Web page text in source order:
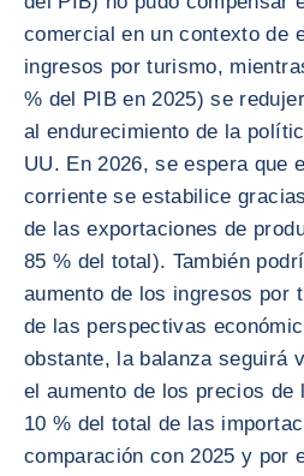
comercial en un contexto de
ingresos por turismo,
% del PIB en 2025) se
al endurecimiento de la
UU. En 2026, se espera que
corriente se estabilice
de las exportaciones de
85 % del total). También
aumento de los ingresos por
de las perspectivas
obstante, la balanza seguirá
el aumento de los precios de
10 % del total de las
comparación con 2025 y por